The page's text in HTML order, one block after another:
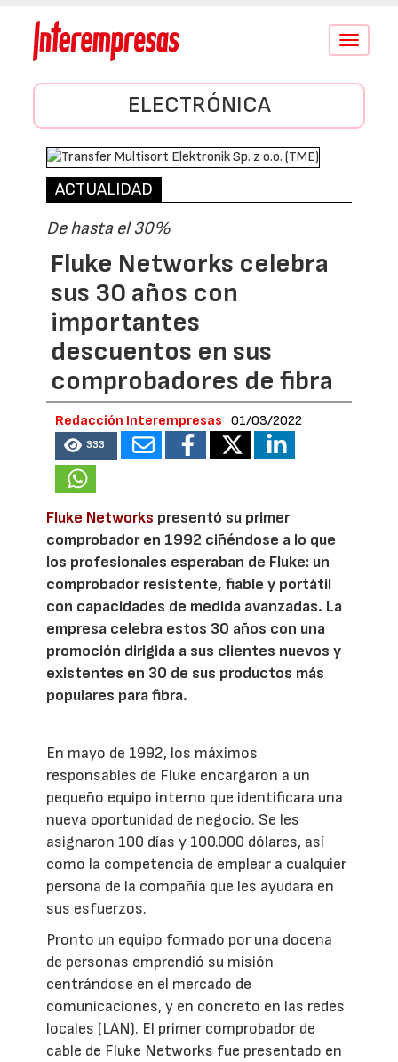
Conmutar
ELECTRÓNICA
ACTUALIDAD
De hasta el 30%
Fluke Networks celebra
sus 30 años con
importantes
descuentos en sus
comprobadores de fibra
Redacción Interempresas 01/03/2022
333
Fluke Networks presentó su primer
comprobador en 1992 ciñéndose a lo que
los profesionales esperaban de Fluke: un
comprobador resistente, fiable y portátil
con capacidades de medida avanzadas. La
empresa celebra estos 30 años con una
promoción dirigida a sus clientes nuevos y
existentes en 30 de sus productos más
populares para fibra.
En mayo de 1992, los máximos
responsables de Fluke encargaron a un
pequeño equipo interno que identificara una
nueva oportunidad de negocio. Se les
asignaron 100 días y 100.000 dólares, así
como la competencia de emplear a cualquier
persona de la compañía que les ayudara en
sus esfuerzos.
Pronto un equipo formado por una docena
de personas emprendió su misión
centrándose en el mercado de
comunicaciones, y en concreto en las redes
locales (LAN). El primer comprobador de
cable de Fluke Networks fue presentado en